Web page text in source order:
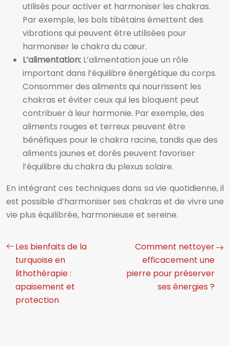
utilisés pour activer et harmoniser les chakras.
Par exemple, les bols tibétains émettent des
vibrations qui peuvent être utilisées pour
harmoniser le chakra du cœur.
L’alimentation: L’alimentation joue un rôle
important dans l’équilibre énergétique du corps.
Consommer des aliments qui nourrissent les
chakras et éviter ceux qui les bloquent peut
contribuer à leur harmonie. Par exemple, des
aliments rouges et terreux peuvent être
bénéfiques pour le chakra racine, tandis que des
aliments jaunes et dorés peuvent favoriser
l’équilibre du chakra du plexus solaire.
En intégrant ces techniques dans sa vie quotidienne, il
est possible d’harmoniser ses chakras et de vivre une
vie plus équilibrée, harmonieuse et sereine.
Les bienfaits de la
turquoise en
lithothérapie :
apaisement et
protection
Comment nettoyer
efficacement une
pierre pour préserver
ses énergies ?